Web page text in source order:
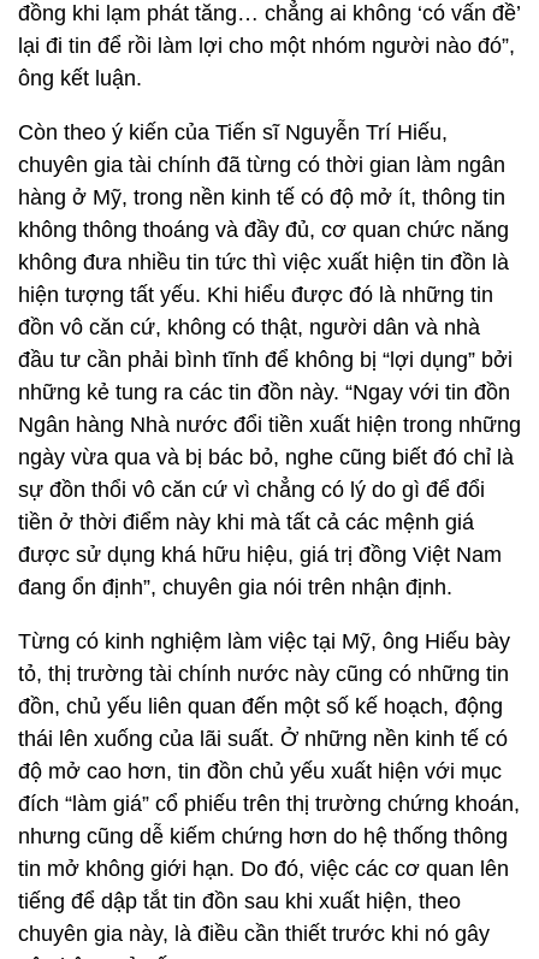
đồng khi lạm phát tăng… chẳng ai không ‘có vấn đề’
lại đi tin để rồi làm lợi cho một nhóm người nào đó”,
ông kết luận.
Còn theo ý kiến của Tiến sĩ Nguyễn Trí Hiếu,
chuyên gia tài chính đã từng có thời gian làm ngân
hàng ở Mỹ, trong nền kinh tế có độ mở ít, thông tin
không thông thoáng và đầy đủ, cơ quan chức năng
không đưa nhiều tin tức thì việc xuất hiện tin đồn là
hiện tượng tất yếu. Khi hiểu được đó là những tin
đồn vô căn cứ, không có thật, người dân và nhà
đầu tư cần phải bình tĩnh để không bị “lợi dụng” bởi
những kẻ tung ra các tin đồn này. “Ngay với tin đồn
Ngân hàng Nhà nước đổi tiền xuất hiện trong những
ngày vừa qua và bị bác bỏ, nghe cũng biết đó chỉ là
sự đồn thổi vô căn cứ vì chẳng có lý do gì để đổi
tiền ở thời điểm này khi mà tất cả các mệnh giá
được sử dụng khá hữu hiệu, giá trị đồng Việt Nam
đang ổn định”, chuyên gia nói trên nhận định.
Từng có kinh nghiệm làm việc tại Mỹ, ông Hiếu bày
tỏ, thị trường tài chính nước này cũng có những tin
đồn, chủ yếu liên quan đến một số kế hoạch, động
thái lên xuống của lãi suất. Ở những nền kinh tế có
độ mở cao hơn, tin đồn chủ yếu xuất hiện với mục
đích “làm giá” cổ phiếu trên thị trường chứng khoán,
nhưng cũng dễ kiếm chứng hơn do hệ thống thông
tin mở không giới hạn. Do đó, việc các cơ quan lên
tiếng để dập tắt tin đồn sau khi xuất hiện, theo
chuyên gia này, là điều cần thiết trước khi nó gây